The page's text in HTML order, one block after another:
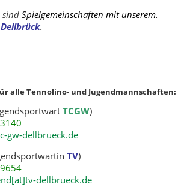
sindSpielgemeinschaften mit unserem.
Dellbrück.
alle Tennolino- und Jugendmannschaften:
TCGW)
gw-dellbrueck.de
TV)
dellbrueck.de